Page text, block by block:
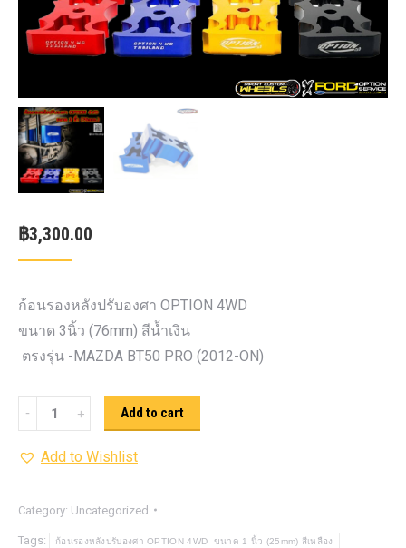
฿3,300.00
ก้อนรองหลังปรับองศา OPTION 4WD
ขนาด 3นิ้ว (76mm) สีน้ำเงิน
ตรงรุ่น -MAZDA BT50 PRO (2012-ON)
รอง
หลัง
องศา
OPTION
Add to cart
Add to Wishlist
Category: Uncategorized
Tags: ก้อนรองหลังปรับองศา OPTION 4WD ขนาด 1 นิ้ว (25mm) สีเหลือง